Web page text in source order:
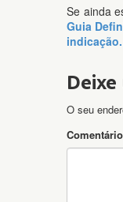
Se ainda
Guia
indicação.
O seu
Comentário